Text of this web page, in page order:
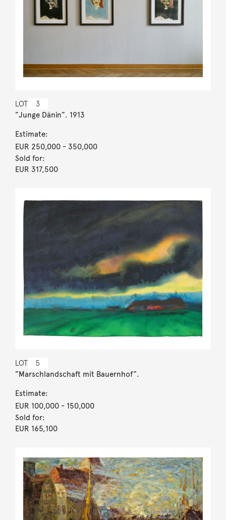
LOT 3
”Junge Dänin”. 1913
Estimate:
EUR 250,000- 350,000
Sold for:
EUR 317,500
LOT 5
”Marschlandschaft mit Bauernhof”.
Estimate:
EUR 100,000- 150,000
Sold for:
EUR 165,100